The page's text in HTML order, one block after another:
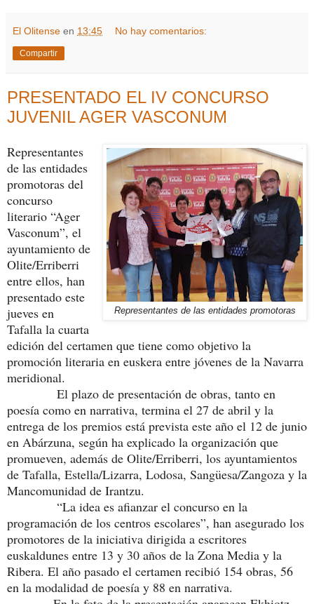
El Olitense en 13:45 No hay comentarios:
Compartir
PRESENTADO EL IV CONCURSO
JUVENIL AGER VASCONUM
Representantes de las entidades promotoras
Representantes
de las entidades
promotoras del
concurso
literario “Ager
Vasconum”, el
ayuntamiento de
Olite/Erriberri
entre ellos, han
presentado este
jueves en
Tafalla la cuarta
edición del certamen que tiene como objetivo la
promoción literaria en euskera entre jóvenes de la Navarra
meridional.
El plazo de presentación de obras, tanto en
poesía como en narrativa, termina el 27 de abril y la
entrega de los premios está prevista este año el 12 de junio
en Abárzuna, según ha explicado la organización que
promueven, además de Olite/Erriberri, los ayuntamientos
de Tafalla, Estella/Lizarra, Lodosa, Sangüesa/Zangoza y la
Mancomunidad de Irantzu.
“La idea es afianzar el concurso en la
programación de los centros escolares”, han asegurado los
promotores de la iniciativa dirigida a escritores
euskaldunes entre 13 y 30 años de la Zona Media y la
Ribera. El año pasado el certamen recibió 154 obras, 56
en la modalidad de poesía y 88 en narrativa.